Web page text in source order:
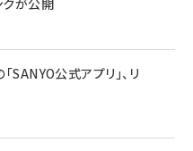
クが公開
公式アプリ」、リ